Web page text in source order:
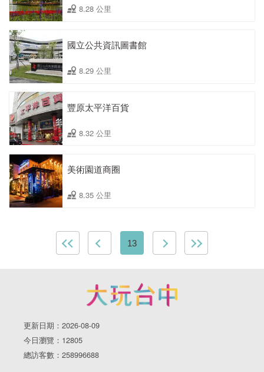
8.28 公里
國立公共資訊圖書館
8.29 公里
豐原太平洋百貨
8.32 公里
美術園道商圈
8.35 公里
13
更新日期：2026-08-09
今日瀏覽：12805
總訪客數：258996688